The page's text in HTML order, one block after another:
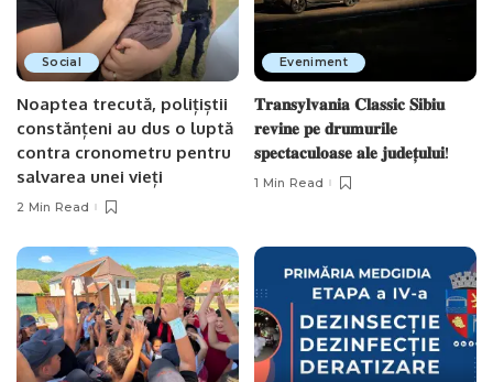
Social
Noaptea trecută, polițiștii
constănțeni au dus o luptă
contra cronometru pentru
salvarea unei vieți
2 Min Read
Eveniment
𝐓𝐫𝐚𝐧𝐬𝐲𝐥𝐯𝐚𝐧𝐢𝐚 𝐂𝐥𝐚𝐬𝐬𝐢𝐜 𝐒𝐢𝐛𝐢𝐮
𝐫𝐞𝐯𝐢𝐧𝐞 𝐩𝐞 𝐝𝐫𝐮𝐦𝐮𝐫𝐢𝐥𝐞
𝐬𝐩𝐞𝐜𝐭𝐚𝐜𝐮𝐥𝐨𝐚𝐬𝐞 𝐚𝐥𝐞 𝐣𝐮𝐝𝐞𝐭̦𝐮𝐥𝐮𝐢!
1 Min Read